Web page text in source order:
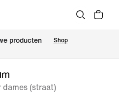
producten Shop
(straat)